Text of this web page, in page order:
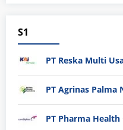
S1
PT Reska Multi
PT Agrinas Palma
PT Pharma Health